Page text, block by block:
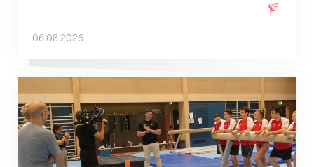
06.08.2026
Mit klaren Zielen nach Zagreb